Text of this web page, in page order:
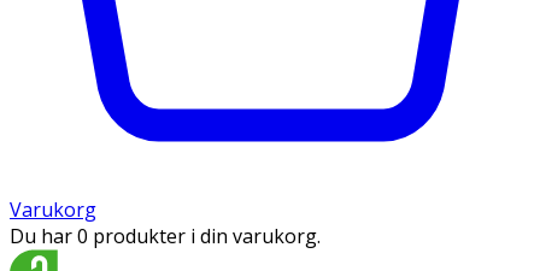
Varukorg
Du har 0 produkter i din varukorg.